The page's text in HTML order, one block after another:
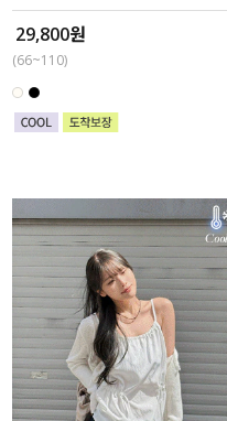
29,800원
(66~110)